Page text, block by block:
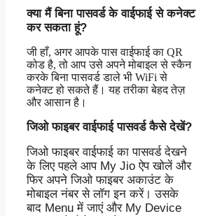
क्या मैं बिना पासवर्ड के वाईफाई से कनेक्ट
कर सकता हूं?
जी हाँ, अगर आपके पास वाईफाई का QR
कोड है, तो आप उसे अपने मोबाइल से स्कैन
करके बिना पासवर्ड डाले भी WiFi से
कनेक्ट हो सकते हैं। यह तरीका बेहद तेज़
और आसान है।
जिओ फाइबर वाईफाई पासवर्ड कैसे देखें?
जिओ फाइबर वाईफाई का पासवर्ड देखने
के लिए पहले आप My Jio ऐप खोलें और
फिर अपने जिओ फाइबर अकाउंट के
मोबाइल नंबर से लॉग इन करें। उसके
बाद Menu में जाएं और My Device